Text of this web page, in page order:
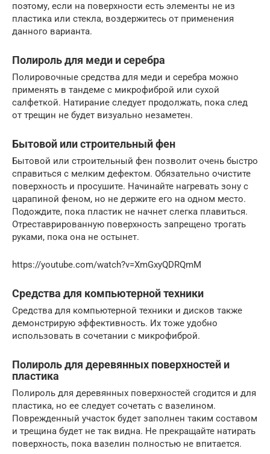
поэтому, если на поверхности есть элементы не из
пластика или стекла, воздержитесь от применения
данного варианта.
Полироль для меди и серебра
Полировочные средства для меди и серебра можно
применять в тандеме с микрофиброй или сухой
салфеткой. Натирание следует продолжать, пока след
от трещин не будет визуально незаметен.
Бытовой или строительный фен
Бытовой или строительный фен позволит очень быстро
справиться с мелким дефектом. Обязательно очистите
поверхность и просушите. Начинайте нагревать зону с
царапиной феном, но не держите его на одном место.
Подождите, пока пластик не начнет слегка плавиться.
Отреставрированную поверхность запрещено трогать
руками, пока она не остынет.
https://youtube.com/watch?v=XmGxyQDRQmM
Средства для компьютерной техники
Средства для компьютерной техники и дисков также
демонстрирую эффективность. Их тоже удобно
использовать в сочетании с микрофиброй.
Полироль для деревянных поверхностей и
пластика
Полироль для деревянных поверхностей сгодится и для
пластика, но ее следует сочетать с вазелином.
Поврежденный участок будет заполнен таким составом
и трещина будет не так видна. Не прекращайте натирать
поверхность, пока вазелин полностью не впитается.